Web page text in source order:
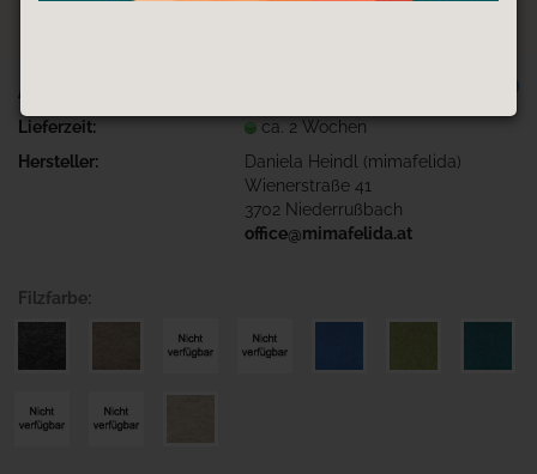
Art.Nr.:
Lieferzeit:
ca. 2 Wochen
Hersteller:
Daniela Heindl (mimafelida)
Wienerstraße 41
3702 Niederrußbach
office@mimafelida.at
Filzfarbe: